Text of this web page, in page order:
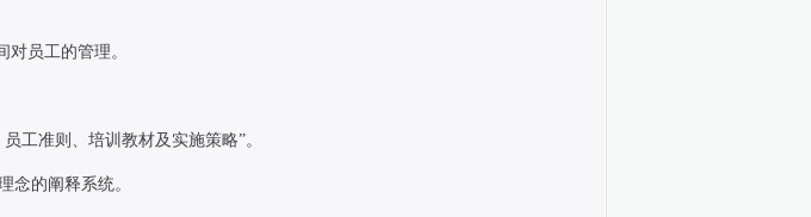
员工的管理。
工准则、培训教材及实施策略”。
念的阐释系统。